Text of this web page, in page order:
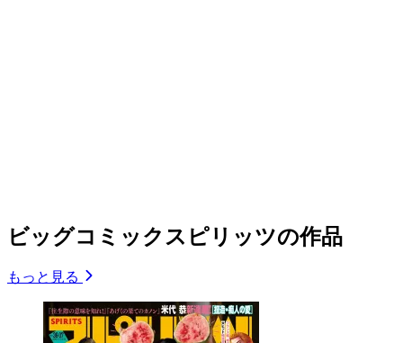
ビッグコミックスピリッツの作品
もっと見る